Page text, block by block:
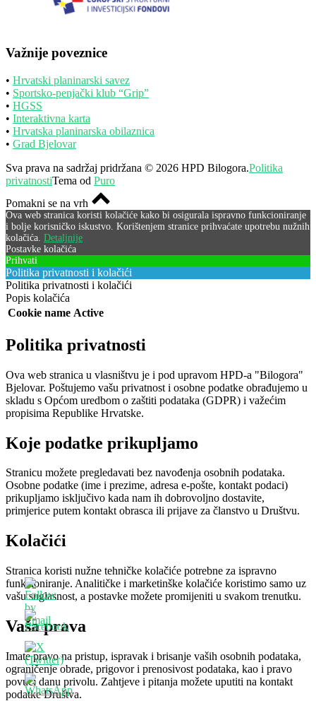
Važnije poveznice
• Hrvatski planinarski savez
• Sportsko-penjački klub “Grip”
• HGSS
• Interaktivna karta
• Hrvatska planinarska obilaznica
• Grad Bjelovar
Sva prava na sadržaj pridržana © 2026 HPD Bilogora.Politika
privatnostiTema od Puro
Pomakni se na vrh
Ova web stranica koristi kolačiće kako bi osigurala ispravno funkcioniranje
i bolje korisničko iskustvo. Korištenjem stranice prihvaćate upotrebu nužnih
kolačića. Detaljnije
Postavke kolačića
Prihvati
Politika privatnosti i kolačići
Politika privatnosti i kolačići
Popis kolačića
Cookie name Active
Politika privatnosti
Ova web stranica u vlasništvu je i pod upravom HPD-a "Bilogora"
Bjelovar. Poštujemo vašu privatnost i osobne podatke obrađujemo u
skladu s Općom uredbom o zaštiti podataka (GDPR) i važećim
propisima Republike Hrvatske.
Koje podatke prikupljamo
Stranicu možete pregledavati bez navođenja osobnih podataka.
Osobne podatke (ime i prezime, adresa e-pošte, kontakt podaci)
prikupljamo isključivo kada nam ih dobrovoljno dostavite,
primjerice putem kontakt obrasca ili prijave za članstvo u Društvu.
Kolačići
Stranica koristi nužne tehničke kolačiće potrebne za ispravno
funkcioniranje. Analitičke i marketinške kolačiće koristimo samo uz
vašu suglasnost, a postavke možete promijeniti u svakom trenutku.
Vaša prava
Imate pravo na pristup, ispravak i brisanje vaših osobnih podataka,
ograničenje obrade, prigovor i prenosivost podataka, kao i pravo
povući danu privolu. Zahtjeve i pitanja možete uputiti na kontakt
podatke Društva.